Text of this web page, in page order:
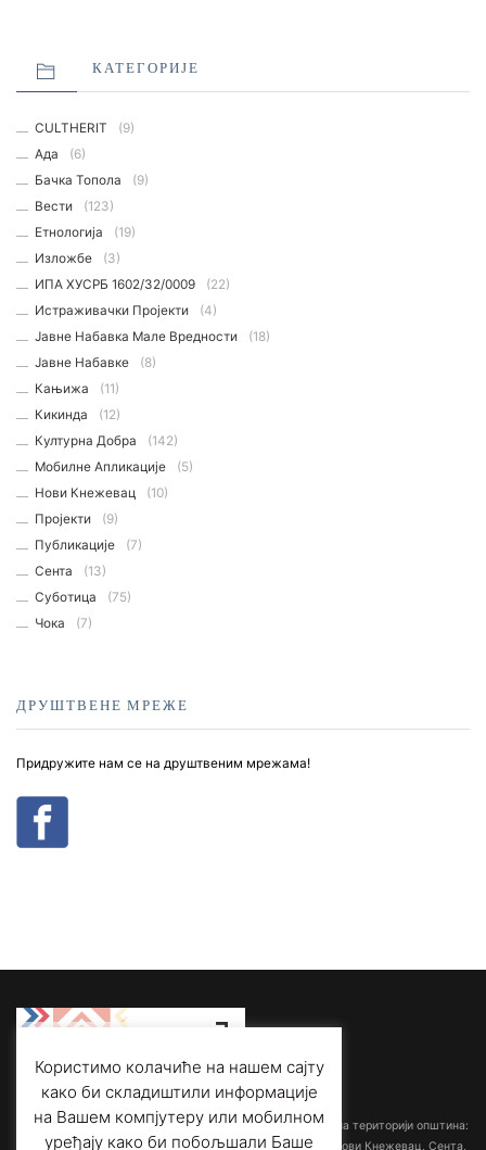
КАТЕГОРИЈЕ
CULTHERIT
(9)
Ада
(6)
Бачка Топола
(9)
Вести
(123)
Етнологијa
(19)
Изложбе
(3)
ИПА ХУСРБ 1602/32/0009
(22)
Истраживачки Пројекти
(4)
Јавне Набавка Мале Вредности
(18)
Јавне Набавке
(8)
Кањижа
(11)
Кикинда
(12)
Културна Добра
(142)
Мобилне Апликације
(5)
Нови Кнежевац
(10)
Пројекти
(9)
Публикације
(7)
Сента
(13)
Суботица
(75)
Чока
(7)
ДРУШТВЕНЕ МРЕЖЕ
Придружите нам се на друштвеним мрежама!
Међуопштински завод за заштиту споменика културе
са седиштем у Суботици обрађује споменичку баштину на територији општина:
Ада-Мол, Бачка Топола, Кањижа, Кикинда, Мали Иђош, Нови Кнежевац, Сента,
Користимо колачиће на нашем сајту
како би складиштили информације
на Вашем компјутеру или мобилном
уређају како би побољшали Баше